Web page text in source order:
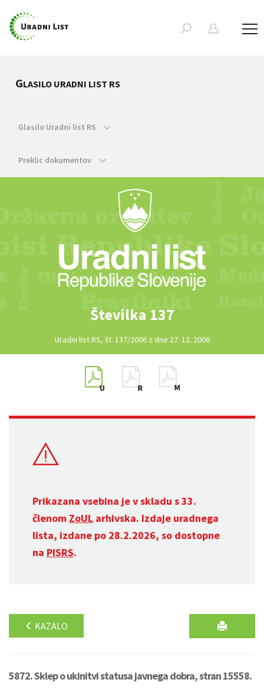
GLASILO URADNI LIST RS
Glasilo Uradni list RS
Preklic dokumentov
Številka 137
Uradni list RS, št. 137/2006 z dne 27. 12. 2006
Prikazana vsebina je v skladu s 33.
členom ZoUL arhivska. Izdaje uradnega
lista, izdane po 28.2.2026, so dostopne
na PISRS.
KAZALO
5872. Sklep o ukinitvi statusa javnega dobra, stran 15558.